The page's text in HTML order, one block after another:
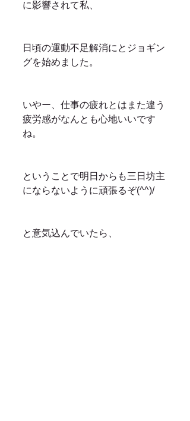
に影響されて私、
日頃の運動不足解消にとジョギン
グを始めました。
いやー、仕事の疲れとはまた違う
疲労感がなんとも心地いいです
ね。
ということで明日からも三日坊主
にならないように頑張るぞ(^^)/
と意気込んでいたら、